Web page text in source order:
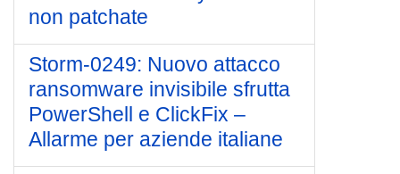
non patchate
Storm-0249: Nuovo attacco
ransomware invisibile sfrutta
PowerShell e ClickFix –
Allarme per aziende italiane